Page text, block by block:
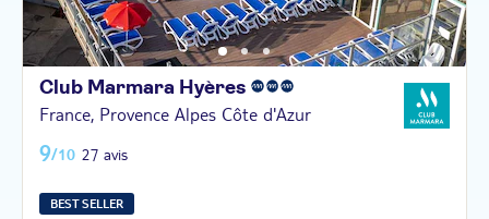
Club Marmara Hyères
France, Provence Alpes Côte d'Azur
9/10 27 avis
BEST SELLER